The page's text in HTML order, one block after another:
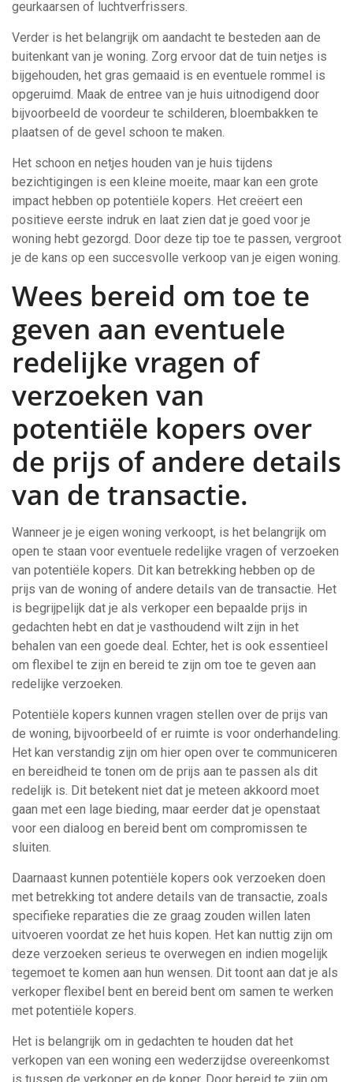
geurkaarsen of luchtverfrissers.
Verder is het belangrijk om aandacht te besteden aan de
buitenkant van je woning. Zorg ervoor dat de tuin netjes is
bijgehouden, het gras gemaaid is en eventuele rommel is
opgeruimd. Maak de entree van je huis uitnodigend door
bijvoorbeeld de voordeur te schilderen, bloembakken te
plaatsen of de gevel schoon te maken.
Het schoon en netjes houden van je huis tijdens
bezichtigingen is een kleine moeite, maar kan een grote
impact hebben op potentiële kopers. Het creëert een
positieve eerste indruk en laat zien dat je goed voor je
woning hebt gezorgd. Door deze tip toe te passen, vergroot
je de kans op een succesvolle verkoop van je eigen woning.
Wees bereid om toe te
geven aan eventuele
redelijke vragen of
verzoeken van
potentiële kopers over
de prijs of andere details
van de transactie.
Wanneer je je eigen woning verkoopt, is het belangrijk om
open te staan voor eventuele redelijke vragen of verzoeken
van potentiële kopers. Dit kan betrekking hebben op de
prijs van de woning of andere details van de transactie. Het
is begrijpelijk dat je als verkoper een bepaalde prijs in
gedachten hebt en dat je vasthoudend wilt zijn in het
behalen van een goede deal. Echter, het is ook essentieel
om flexibel te zijn en bereid te zijn om toe te geven aan
redelijke verzoeken.
Potentiële kopers kunnen vragen stellen over de prijs van
de woning, bijvoorbeeld of er ruimte is voor onderhandeling.
Het kan verstandig zijn om hier open over te communiceren
en bereidheid te tonen om de prijs aan te passen als dit
redelijk is. Dit betekent niet dat je meteen akkoord moet
gaan met een lage bieding, maar eerder dat je openstaat
voor een dialoog en bereid bent om compromissen te
sluiten.
Daarnaast kunnen potentiële kopers ook verzoeken doen
met betrekking tot andere details van de transactie, zoals
specifieke reparaties die ze graag zouden willen laten
uitvoeren voordat ze het huis kopen. Het kan nuttig zijn om
deze verzoeken serieus te overwegen en indien mogelijk
tegemoet te komen aan hun wensen. Dit toont aan dat je als
verkoper flexibel bent en bereid bent om samen te werken
met potentiële kopers.
Het is belangrijk om in gedachten te houden dat het
verkopen van een woning een wederzijdse overeenkomst